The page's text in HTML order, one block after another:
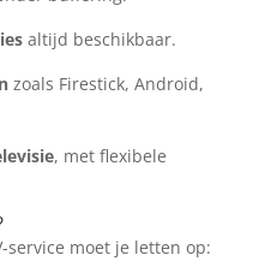
altijd beschikbaar.
zoals Firestick, Android,
, met flexibele
service moet je letten op: